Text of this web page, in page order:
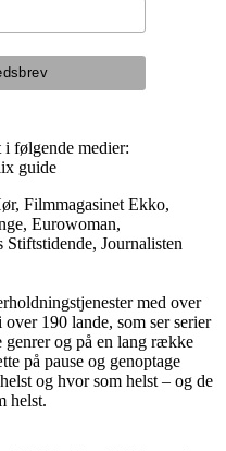
følgende medier:
Filmmagasinet Ekko,
Eurowoman,
Stiftstidende, Journalisten
med over
190 lande, som ser serier
og på en lang række
på pause og genoptage
og hvor som helst – og de
helst.